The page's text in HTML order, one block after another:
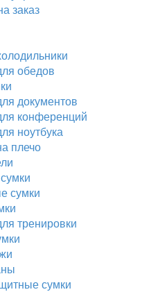
заказ
обедов
документов
конференций
ноутбука
плечо
сумки
тренировки
сумки